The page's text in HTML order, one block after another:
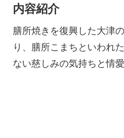
内容紹介
膳所焼きを復興した大津
り、膳所こまちといわれ
ない慈しみの気持ちと情